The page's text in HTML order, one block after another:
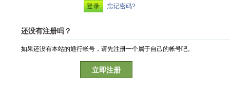
忘记密码?
还没有注册吗？
如果还没有本站的通行帐号，请先注册一个属于自己的帐号吧。
立即注册